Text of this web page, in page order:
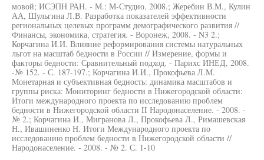
мовой; ИСЭПН РАН. - М.: М-Студио, 2008.; Жеребин В.М., Кулин
АА, Шульгина Л.В. Разработка показателей эффективности
региональных целевых программ демографического развития //
Финансы, экономика, стратегия. - Воронеж, 2008. - N3 2.;
Корчагина И.И. Влияние реформирования системы натуральных
льгот на масштаб бедности в России // Измерение, формы и
факторы бедности: Сравнительный подход. - Парихс ИНЕД, 2008.
-№ 152. - С. 187-197.; Корчагина И.И., Прокофьева Л.М.
Монетарная и субъективная бедность: динамика масштабов и
группы риска: Мониторинг бедности в Нижегородской области:
Итоги международного проекта по исследованию проблем
бедности в Нижегородской области II Народонаселение. - 2008. -
№ 2.; Корчагина И., Мигранова Л., Прокофьева Л., Римашевская
Н., Ивашиненко Н. Итоги Международного проекта по
исследованию проблем бедности в Нижегородской области //
Народонаселение. - 2008. - № 2. С. 1-10